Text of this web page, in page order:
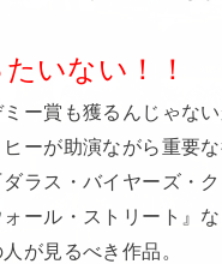
いない！！
ー賞も獲るんじゃな
ヒーが助演ながら重要
ラス・バイヤーズ・
ール・ストリート』な
が見るべき作品。